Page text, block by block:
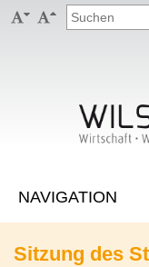
 
Sitzung des